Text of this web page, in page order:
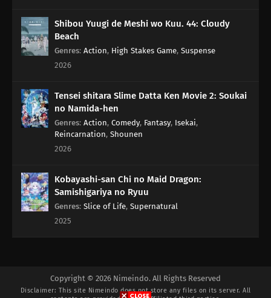
Shibou Yuugi de Meshi wo Kuu. 44: Cloudy
Beach
Genres: Action, High Stakes Game, Suspense
2026
Tensei shitara Slime Datta Ken Movie 2: Soukai
no Namida-hen
Genres: Action, Comedy, Fantasy, Isekai,
Reincarnation, Shounen
2026
Kobayashi-san Chi no Maid Dragon:
Samishigariya no Ryuu
Genres: Slice of Life, Supernatural
2025
Copyright © 2026 Nimeindo. All Rights Reserved
Disclaimer: This site Nimeindo does not store any files on its server. All